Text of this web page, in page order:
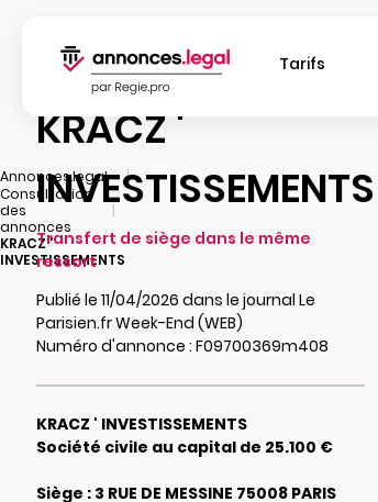
Tarifs
Annonces.legal
|
Consultation
des
annonces
|
KRACZ '
INVESTISSEMENTS
KRACZ '
INVESTISSEMENTS
Transfert de siège dans le même
ressort
Publié le 11/04/2026 dans le journal Le
Parisien.fr Week-End (WEB)
Numéro d'annonce : F09700369m408
KRACZ ' INVESTISSEMENTS
Société civile au capital de 25.100 €
Siège : 3 RUE DE MESSINE 75008 PARIS